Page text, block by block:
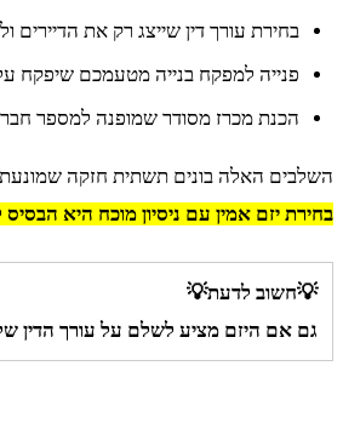
בחירת עורך דין שייצג רק את הדיירים
פנייה למפקח בנייה מטעמכם שיפקח
הכנת מכרז מסודר שמופנה למספר
השלבים האלה בונים תשתית חזקה שמונעת
בחירת יזם אמין עם ניסיון מוכח היא
💡חשוב לדעת💡
גם אם היזם מציע לשלם על עורך הדין